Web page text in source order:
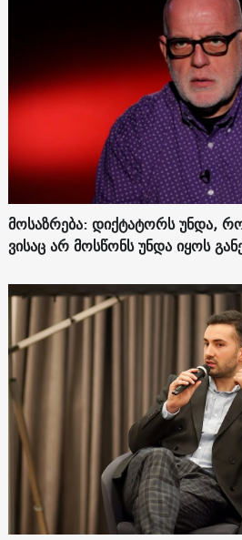
მოსაზრება: დიქტატორს უნდა,
ვისაც არ მოსწონს უნდა იყოს